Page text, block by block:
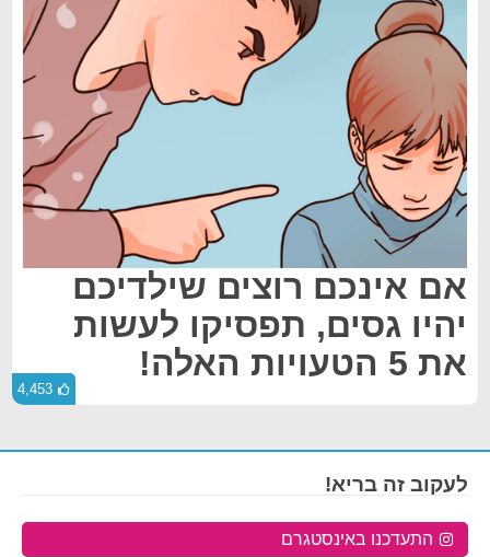
אם אינכם רוצים שילדיכם
יהיו גסים, תפסיקו לעשות
את 5 הטעויות האלה!
4,453
לעקוב זה בריא!
התעדכנו באינסטגרם